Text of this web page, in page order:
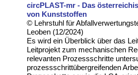
circPLAST-mr - Das
von Kunststoffen
© Lehrstuhl für
Leoben (12/2024)
Es wird ein Überblick über das
Leitprojekt zum mechanischen
relevanten Prozessschritte
prozessschrittübergreifenden